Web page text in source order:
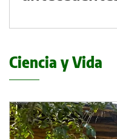
Ciencia y Vida